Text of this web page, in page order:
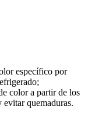
específico por
color a partir de los
evitar quemaduras.